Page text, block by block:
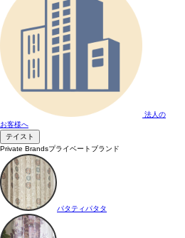
法人の
お客様へ
テイスト
Private Brandsプライベートブランド
パタティパタタ